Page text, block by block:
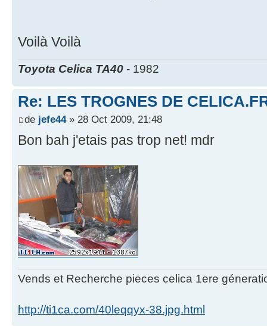
Voilà Voilà
Toyota Celica TA40 - 1982
Re: LES TROGNES DE
de jefe44» 28 Oct 2009, 21:48
Bon bah j'etais pas trop net! mdr
Vends et Recherche pieces celica 1ere
http://ti1ca.com/40leqqyx-38.jpg.html